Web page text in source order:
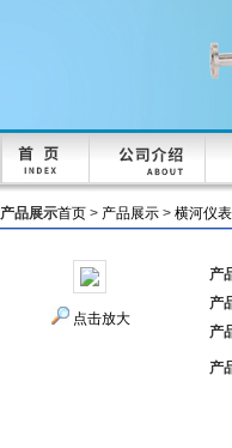
产品展示首页 > 产品展示 > 横河仪表
点击放大
产
产
产
产